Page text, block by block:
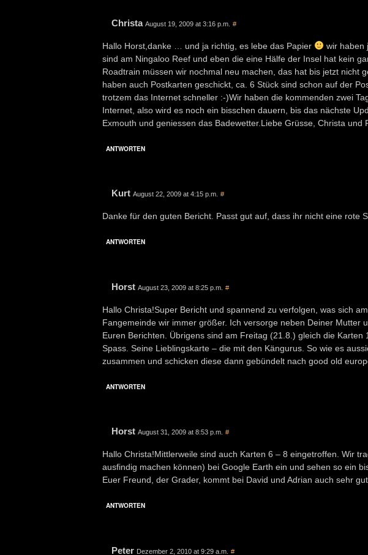
Christa August 19, 2009 at 3:16 p.m. #
Hallo Horst,danke … und ja richtig, es lebe das Papier
wir haben
sind am Ningaloo Reef und eben die eine Hälfe der Insel hat kein
Roadtrain müssen wir nochmal neu machen, das hat bis jetzt nicht
haben auch Postkarten geschickt, ca. 6 Stück sind schon auf der
trotzem das Internet schneller :-)Wir haben die kommenden zwei
Internet, also wird es noch ein bisschen dauern, bis das nächste
Exmouth und geniessen das Badewetter.Liebe Grüsse, Christa und
ANTWORTEN
Kurt August 22, 2009 at 4:15 p.m. #
Danke für den guten Bericht. Passt gut auf, dass ihr nicht eine rote
ANTWORTEN
Horst August 23, 2009 at 8:25 p.m. #
Hallo Christa!Super Bericht und spannend zu verfolgen, was sich
Fangemeinde wir immer größer. Ich versorge neben Deiner Mutter
Euren Berichten. Übrigens sind am Freitag (21.8.) gleich die
Spass. Seine Lieblingskarte – die mit den Kängurus. So wie es
zusammen und schicken diese dann gebündelt nach good old
ANTWORTEN
Horst August 31, 2009 at 8:53 p.m. #
Hallo Christa!Mittlerweile sind auch Karten 6 – 8 eingetroffen. Wir
ausfindig machen können) bei Google Earth ein und sehen so ein
Euer Freund, der Grader, kommt bei David und Adrian auch sehr
ANTWORTEN
Peter Dezember 2, 2010 at 9:29 a.m. #